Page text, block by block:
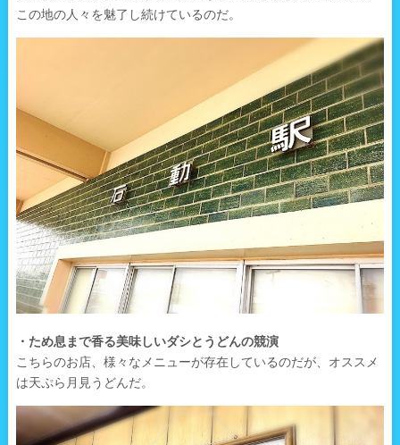
この地の人々を魅了し続けているのだ。
・ため息まで香る美味しいダシとうどんの競演
こちらのお店、様々なメニューが存在しているのだが、オススメ
は天ぷら月見うどんだ。